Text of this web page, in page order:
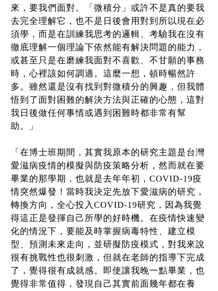
來，要我們面對。「微積分」或許不是真的要我
去完全理解它，也不是日後會用對到所以現在必
須學，而是在訓練我思考的邏輯、考驗我在沒有
徹底理解一個理論下依然能有解決問題的能力，
或甚至只是在磨練我面對不喜歡、不甘願的事務
時，心裡該如何調適。這麼一想，頓時暢然許
多。雖然還是沒有找到對微積分的興趣，但我體
悟到了面對困難的解決方法與正確的心態，這對
我日後做任何事情或遇到困難時都非常有幫
助。」
「在博士班期間，其實我原本的研究主題是台灣
愛滋病疫情的模擬與防疫策略分析，然而就在要
畢業的那學期，也就是去年年初，COVID-19疫
情突然爆發！當時我決定先放下愛滋病的研究，
轉換方向，全心投入COVID-19研究，因為我覺
得這正是發揮自己所學的好時機。在疫情快速變
化的情況下，要能及時掌握病毒特性、建立模
型、預測未來走向，並研擬防疫模式，對我來說
很有挑戰性也很刺激，但就在老師的指導下完成
了，覺得很有成就感。即使讓我晚一點畢業，也
覺得非常值得，發現自己其實前面幾年都在養